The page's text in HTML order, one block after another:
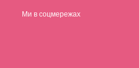
Ми в соцмережах